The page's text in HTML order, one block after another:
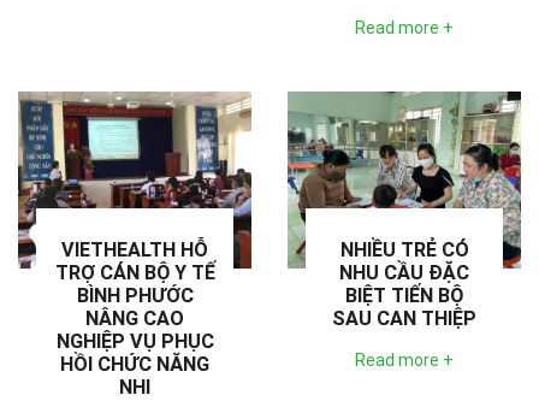
Read more +
VIETHEALTH HỖ
TRỢ CÁN BỘ Y TẾ
BÌNH PHƯỚC
NÂNG CAO
NGHIỆP VỤ PHỤC
HỒI CHỨC NĂNG
NHI
NHIỀU TRẺ CÓ
NHU CẦU ĐẶC
BIỆT TIẾN BỘ
SAU CAN THIỆP
Read more +